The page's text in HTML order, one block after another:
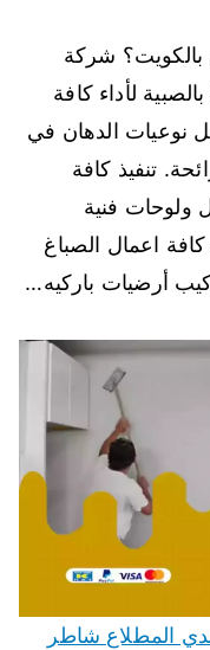
شركة
لأداء كافة
نوعيات الدهان في
تنفيذ كافة
ولوحات فنية
كافة اعمال الصباغ
أرضيات باركيه…
صباغ هندي المطلاع شاطر